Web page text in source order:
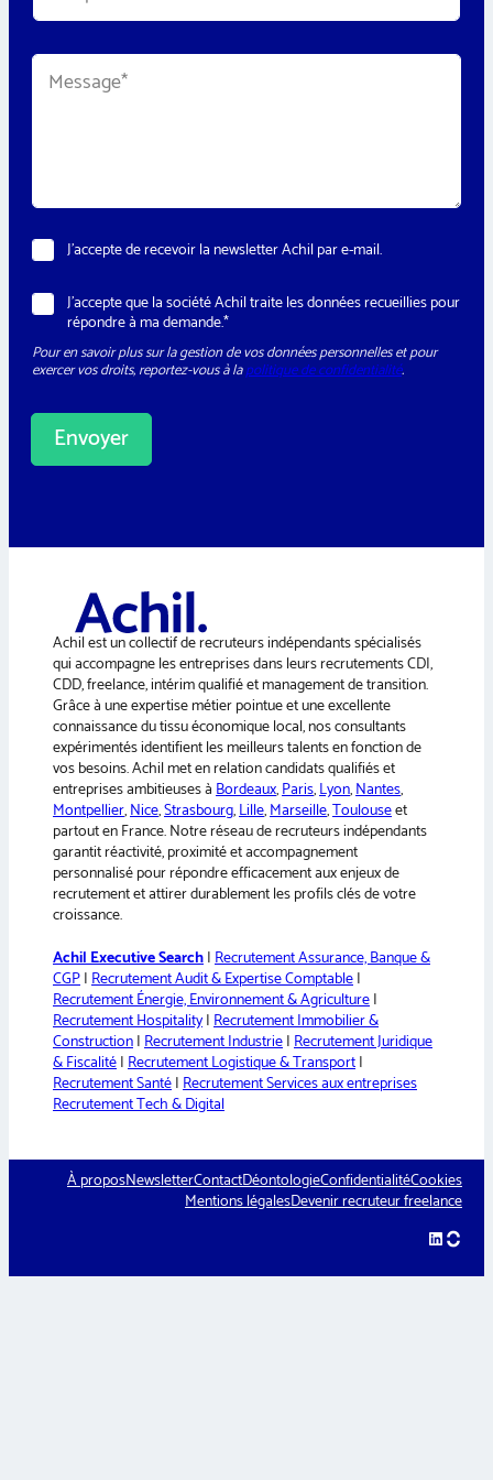
l
p
hM
*
T
l
é
h
o
n
*
N
e
w
s
e
t
t
r
J’accepte de recevoir la newsletter Achil par e-mail.
R
G
D
*
J’accepte que la société Achil traite les données recueillies pour
répondre à ma demande.*
Pour en savoir plus sur la gestion de vos données personnelles et pour
exercer vos droits, reportez-vous à lapolitique de confidentialité.
Envoyer
e
Achil est un collectif de recruteurs indépendants spécialisés
qui accompagne les entreprises dans leurs recrutements CDI,
CDD, freelance, intérim qualifié et management de transition.
Grâce à une expertise métier pointue et une excellente
connaissance du tissu économique local, nos consultants
expérimentés identifient les meilleurs talents en fonction de
vos besoins. Achil met en relation candidats qualifiés et
entreprises ambitieuses àBordeaux,Paris,Lyon,Nantes,
Montpellier,Nice,Strasbourg,Lille,Marseille,Toulouseet
partout en France. Notre réseau de recruteurs indépendants
garantit réactivité, proximité et accompagnement
personnalisé pour répondre efficacement aux enjeux de
recrutement et attirer durablement les profils clés de votre
croissance.
Achil Executive Search|Recrutement Assurance, Banque &
CGP|Recrutement Audit & Expertise Comptable|
Recrutement Énergie, Environnement & Agriculture|
Recrutement Hospitality|Recrutement Immobilier &
Construction|Recrutement Industrie|Recrutement Juridique
& Fiscalité|Recrutement Logistique & Transport|
Recrutement Santé|Recrutement Services aux entreprises
Recrutement Tech & Digital
À proposNewsletterContactDéontologieConfidentialitéCookies
Mentions légalesDevenir recruteur freelance
LinkedIn